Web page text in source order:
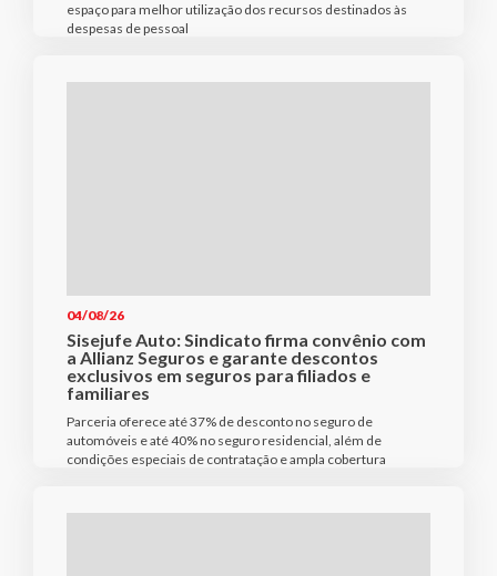
espaço para melhor utilização dos recursos destinados às
despesas de pessoal
04/08/26
Sisejufe Auto: Sindicato firma convênio com
a Allianz Seguros e garante descontos
exclusivos em seguros para filiados e
familiares
Parceria oferece até 37% de desconto no seguro de
automóveis e até 40% no seguro residencial, além de
condições especiais de contratação e ampla cobertura